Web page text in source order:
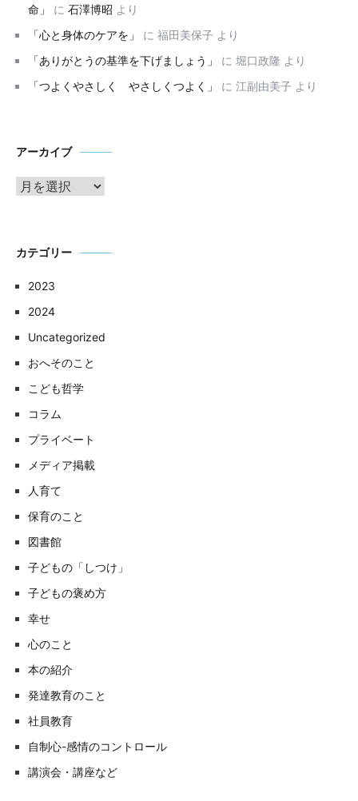
命」 に 石澤博昭 より
「心と身体のケアを」
に 福田美保子 より
「ありがとうの基準を下げましょう」
に 堀口政隆 より
「つよくやさしく やさしくつよく」
に 江副由美子 より
アーカイブア
カテゴリー
2023
2024
Uncategorized
おへそのこと
こども哲学
コラム
プライベート
メディア掲載
人育て
保育のこと
図書館
子どもの「しつけ」
子どもの褒め方
幸せ
心のこと
本の紹介
発達教育のこと
社員教育
自制心-感情のコントロール
講演会・講座など